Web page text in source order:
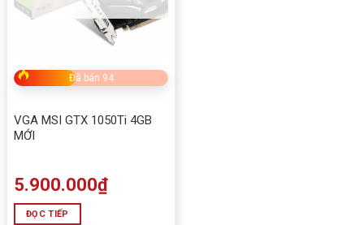
Đã bán 94
VGA MSI GTX 1050Ti 4GB
MỚI
5.900.000₫
ĐỌC TIẾP